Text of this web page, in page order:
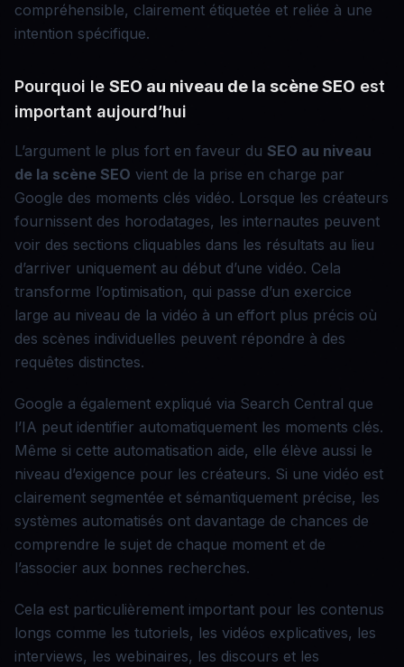
compréhensible, clairement étiquetée et reliée à une
intention spécifique.
Pourquoi le SEO au niveau de la scèneSEO est
important aujourd’hui
L’argument le plus fort en faveur du SEO au niveau
de la scène SEO vient de la prise en charge par
Google des moments clés vidéo. Lorsque les créateurs
fournissent des horodatages, les internautes peuvent
voir des sections cliquables dans les résultats au lieu
d’arriver uniquement au début d’une vidéo. Cela
transforme l’optimisation, qui passe d’un exercice
large au niveau de la vidéo à un effort plus précis où
des scènes individuelles peuvent répondre à des
requêtes distinctes.
Google a également expliqué via Search Central que
l’IA peut identifier automatiquement les moments clés.
Même si cette automatisation aide, elle élève aussi le
niveau d’exigence pour les créateurs. Si une vidéo est
clairement segmentée et sémantiquement précise, les
systèmes automatisés ont davantage de chances de
comprendre le sujet de chaque moment et de
l’associer aux bonnes recherches.
Cela est particulièrement important pour les contenus
longs comme les tutoriels, les vidéos explicatives, les
interviews, les webinaires, les discours et les